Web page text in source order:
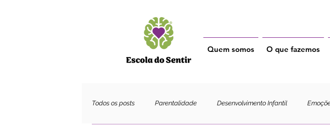
Quem somos O que fazemos
Todos os posts Parentalidade Desenvolvimento Infantil